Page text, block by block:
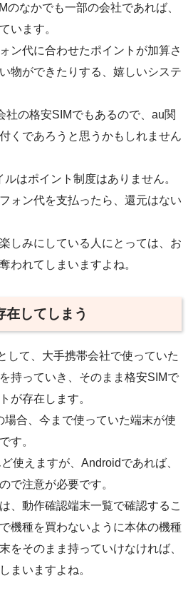
のなかでも一部の会社であれば、
います。
ン代に合わせたポイントが加算さ
物ができたりする、嬉しいシステ
社の格安SIMでもあるので、au関
くであろうと思うかもしれません
はポイント制度はありません。
ォン代を支払ったら、還元はない
しみにしている人にとっては、お
われてしまいますよね。
在してしまう
して、大手携帯会社で使っていた
持っていき、そのまま格安SIMで
が存在します。
場合、今まで使っていた端末が使
す。
使えますが、Androidであれば、
で注意が必要です。
、動作確認端末一覧で確認するこ
機種を買わないように本体の機種
をそのまま持っていけなければ、
まいますよね。